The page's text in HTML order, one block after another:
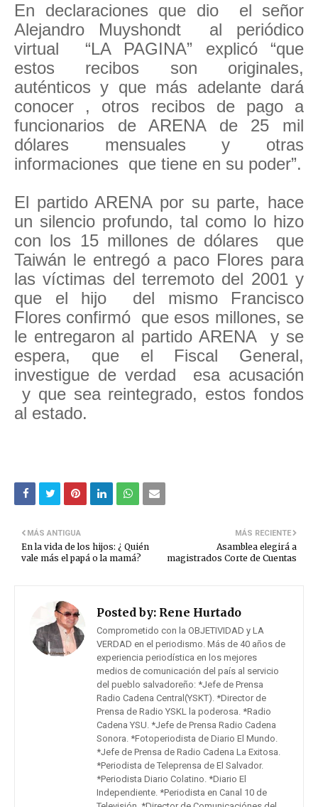
En declaraciones que dio el señor
Alejandro Muyshondt al periódico
virtual “LA PAGINA” explicó “que
estos recibos son originales,
auténticos y que más adelante dará
conocer , otros recibos de pago a
funcionarios de ARENA de 25 mil
dólares mensuales y otras
informaciones que tiene en su poder”.
El partido ARENA por su parte, hace
un silencio profundo, tal como lo hizo
con los 15 millones de dólares que
Taiwán le entregó a paco Flores para
las víctimas del terremoto del 2001 y
que el hijo del mismo Francisco
Flores confirmó que esos millones, se
le entregaron al partido ARENA y se
espera, que el Fiscal General,
investigue de verdad esa acusación
y que sea reintegrado, estos fondos
al estado.
MÁS RECIENTE
Asamblea elegirá a
magistrados Corte de Cuentas
MÁS ANTIGUA
En la vida de los hijos: ¿ Quién
vale más el papá o la mamá?
Posted by: Rene Hurtado
Comprometido con la OBJETIVIDAD y LA
VERDAD en el periodismo. Más de 40 años de
experiencia periodística en los mejores
medios de comunicación del país al servicio
del pueblo salvadoreño: *Jefe de Prensa
Radio Cadena Central(YSKT). *Director de
Prensa de Radio YSKL la poderosa. *Radio
Cadena YSU. *Jefe de Prensa Radio Cadena
Sonora. *Fotoperiodista de Diario El Mundo.
*Jefe de Prensa de Radio Cadena La Exitosa.
*Periodista de Teleprensa de El Salvador.
*Periodista Diario Colatino. *Diario El
Independiente. *Periodista en Canal 10 de